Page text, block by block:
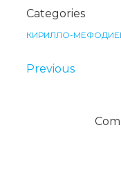
Categories
КИРИЛЛО-
Previous